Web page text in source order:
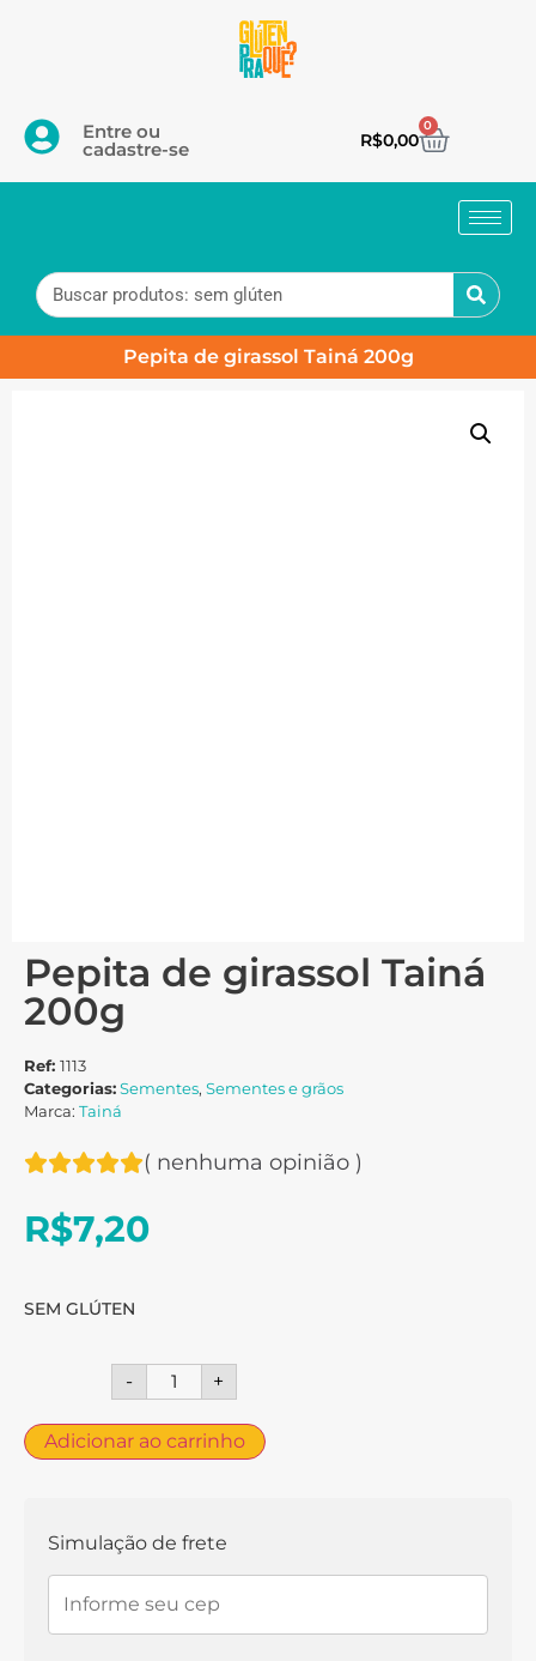
Entre ou
cadastre-se R$0,00
0
Pepita de girassol Tainá 200g
Pepita de girassol Tainá
200g
Ref: 1113
Categorias:Sementes, Sementes e grãos
Marca: Tainá
( nenhuma opinião )
R$7,20
SEM GLÚTEN
- +
Adicionar ao carrinho
Simulação de frete